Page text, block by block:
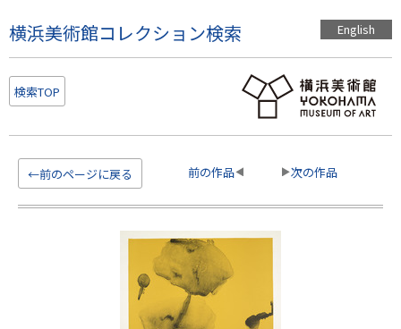
の
ペ
ー
本
横浜美術館コレクション検索 English
検索TOP
←前のページに戻る 前の作品 次の作品